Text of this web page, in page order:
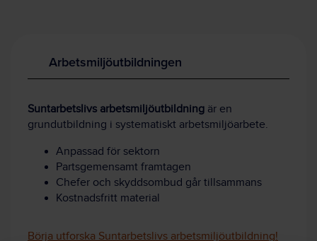
Arbetsmiljöutbildningen
Suntarbetslivs arbetsmiljöutbildning är en
grundutbildning i systematiskt arbetsmiljöarbete.
Anpassad för sektorn
Partsgemensamt framtagen
Chefer och skyddsombud går tillsammans
Kostnadsfritt material
Börja utforska Suntarbetslivs arbetsmiljöutbildning!